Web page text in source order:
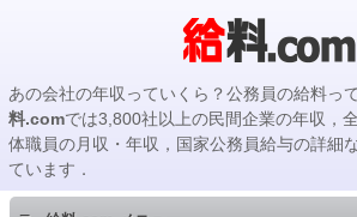
あの会社の年収っていくら？公務員の給料っ
料.comでは3,800社以上の民間企業の年収，
体職員の月収・年収，国家公務員給与の詳細
ています．